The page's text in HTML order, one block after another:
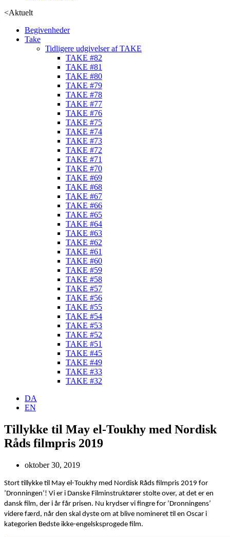
<Aktuelt
Begivenheder
Take
Tidligere udgivelser af TAKE
TAKE #82
TAKE #81
TAKE #80
TAKE #79
TAKE #78
TAKE #77
TAKE #76
TAKE #75
TAKE #74
TAKE #73
TAKE #72
TAKE #71
TAKE #70
TAKE #69
TAKE #68
TAKE #67
TAKE #66
TAKE #65
TAKE #64
TAKE #63
TAKE #62
TAKE #61
TAKE #60
TAKE #59
TAKE #58
TAKE #57
TAKE #56
TAKE #55
TAKE #54
TAKE #53
TAKE #52
TAKE #51
TAKE #45
TAKE #49
TAKE #33
TAKE #32
DA
EN
Tillykke til May el-Toukhy med Nordisk
Råds filmpris 2019
oktober 30, 2019
Stort tillykke til May el-Toukhy med Nordisk Råds filmpris 2019 for
’Dronningen’! Vi er i Danske Filminstruktører stolte over, at det er en
dansk film, der i år får prisen. Nu krydser vi fingre for ’Dronningens’
videre færd, når den skal dyste om at blive nomineret til en Oscar i
kategorien Bedste ikke-engelsksprogede film.